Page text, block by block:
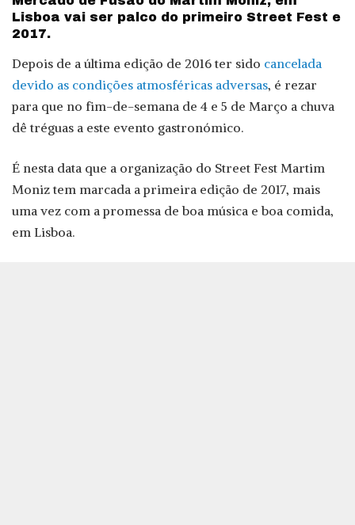
Lisboa vai ser palco do primeiro Street Fest e
2017.
Depois de a última edição de 2016 ter sido cancelada
devido as condições atmosféricas adversas, é rezar
para que no fim-de-semana de 4 e 5 de Março a chuva
dê tréguas a este evento gastronómico.
É nesta data que a organização do Street Fest Martim
Moniz tem marcada a primeira edição de 2017, mais
uma vez com a promessa de boa música e boa comida,
em Lisboa.